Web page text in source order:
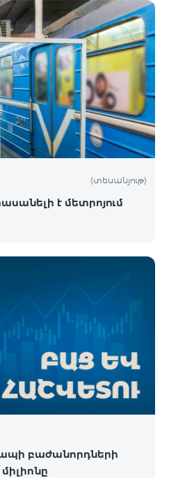
տիպի կայմ Երևան
շրջանի
թաղամասին
շարժական
նախագծին կարող եք
դեպքում խնդրում
Արմենիա»
հեռխոսահամար
(տեսանյութ)
է մետրոյում
բաժանորդների